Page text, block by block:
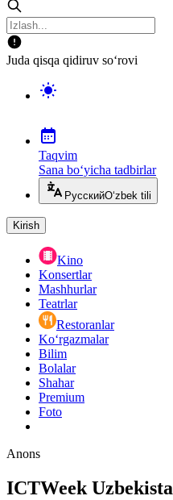
Juda qisqa qidiruv so‘rovi
Taqvim
Sana bo‘yicha tadbirlar
РусскийO‘zbek tili
Kirish
Kino
Konsertlar
Mashhurlar
Teatrlar
Restoranlar
Ko‘rgazmalar
Bilim
Bolalar
Shahar
Premium
Foto
Anons
ICTWeek